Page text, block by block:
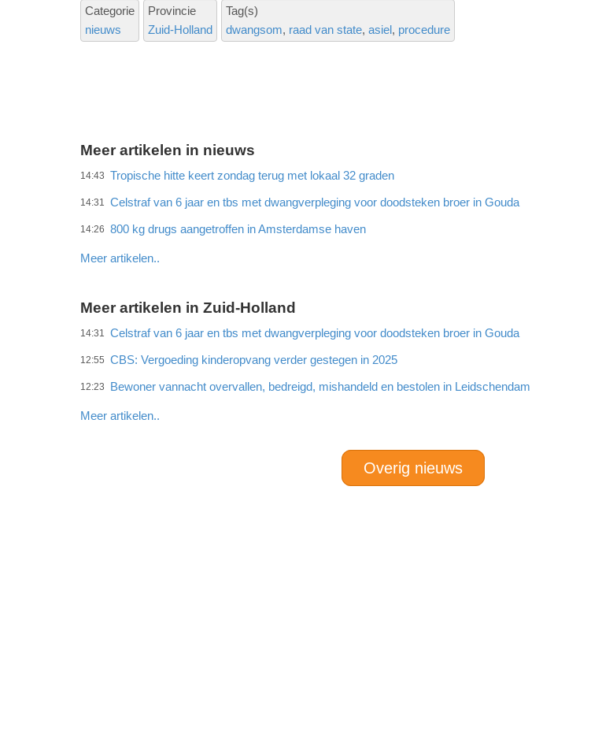
Categorie
nieuws
Provincie
Zuid-Holland
Tag(s)
dwangsom raad van state asiel procedure
Meer artikelen in nieuws
14:43 Tropische hitte keert zondag terug met lokaal 32 graden
14:31 Celstraf van 6 jaar en tbs met dwangverpleging voor doodsteken broer in Gouda
14:26 800 kg drugs aangetroffen in Amsterdamse haven
Meer artikelen..
Meer artikelen in Zuid-Holland
14:31 Celstraf van 6 jaar en tbs met dwangverpleging voor doodsteken broer in Gouda
12:55 CBS: Vergoeding kinderopvang verder gestegen in 2025
12:23 Bewoner vannacht overvallen, bedreigd, mishandeld en bestolen in Leidschendam
Meer artikelen..
Overig nieuws